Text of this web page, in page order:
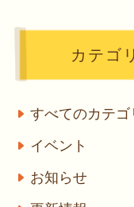
カテゴリ
すべてのカテゴ
イベント
お知らせ